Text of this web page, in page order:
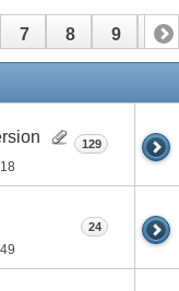
7 8 9 10
129
24